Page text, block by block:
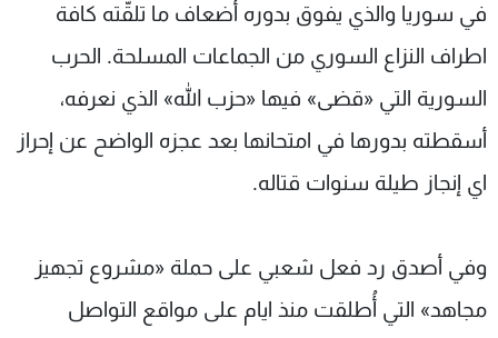
في سوريا والذي يفوق بدوره أضعاف ما تلقّته كافة
اطراف النزاع السوري من الجماعات المسلحة. الحرب
السورية التي «قضى» فيها «حزب الله» الذي نعرفه،
أسقطته بدورها في امتحانها بعد عجزه الواضح عن إحراز
اي إنجاز طيلة سنوات قتاله.
وفي أصدق رد فعل شعبي على حملة «مشروع تجهيز
مجاهد» التي أُطلقت منذ ايام على مواقع التواصل